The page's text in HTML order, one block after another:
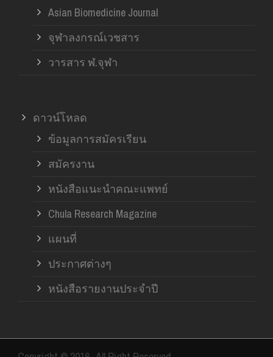
Asian Biomedicine Journal
จุฬาลงกรณ์เวชสาร
วารสาร ฬ.จุฬา
ดาวน์โหลด
ข้อมูลการสมัครเรียน
สมัครงาน
หนังสือแนะนำคณะแพทย์
Chula Research Magazine
แผนที่
ประกาศต่างๆ
หนังสือรายงานประจำปี